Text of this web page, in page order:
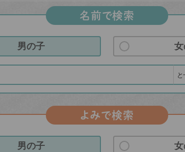
名前で検索
男の子
よみで検索
男の子